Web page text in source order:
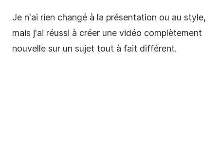
Je n'ai rien changé à la présentation ou au style,
mais j'ai réussi à créer une vidéo complètement
nouvelle sur un sujet tout à fait différent.